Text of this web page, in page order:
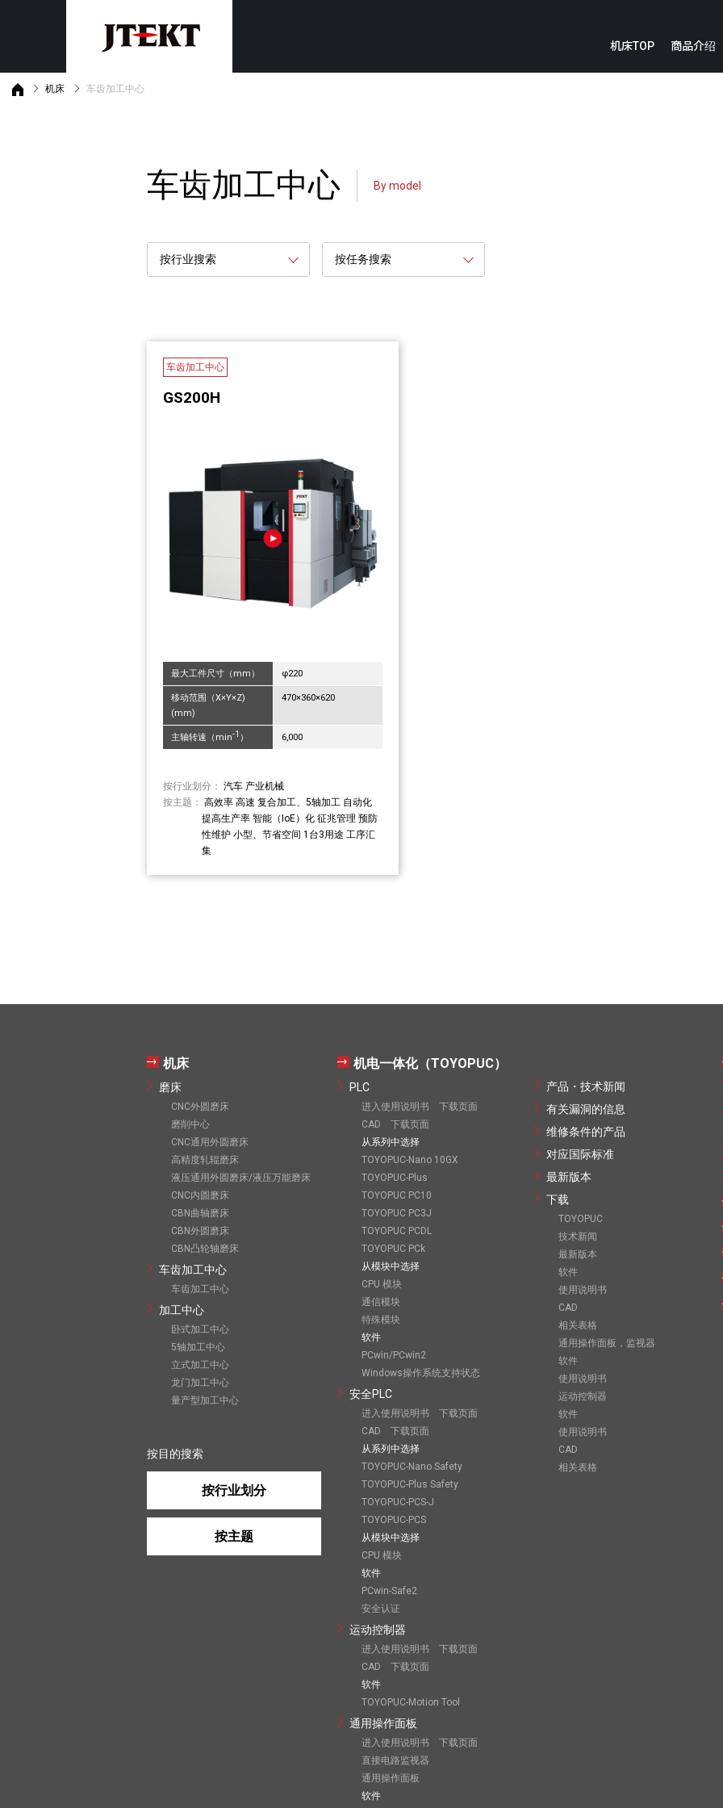
机床TOP 商品介绍
安全PLC
通用操作面板，监视器
产品・技术新闻
下载
机床 车齿加工中心
车齿加工中心 By model
按行业搜索 按任务搜索
车齿加工中心
GS200H
最大工件尺寸（mm） φ220
移动范围（X×Y×Z)
(mm)
470×360×620
主轴转速（min-1 ） 6,000
按行业划分： 汽车 产业机械
按主题： 高效率 高速 复合加工、5轴加工 自动化
提高生产率 智能（IoE）化 征兆管理 预防
性维护 小型、节省空间 1台3用途 工序汇
集
机床
磨床
CNC外圆磨床
磨削中心
CNC通用外圆磨床
高精度轧辊磨床
液压通用外圆磨床/液压万能磨床
CNC内圆磨床
CBN曲轴磨床
CBN外圆磨床
CBN凸轮轴磨床
车齿加工中心
车齿加工中心
加工中心
卧式加工中心
5轴加工中心
立式加工中心
龙门加工中心
量产型加工中心
按目的搜索
按行业划分
按主题
机电一体化（TOYOPUC）
PLC
进入使用说明书 下载页面
CAD 下载页面
从系列中选择
TOYOPUC-Nano 10GX
TOYOPUC-Plus
TOYOPUC PC10
TOYOPUC PC3J
TOYOPUC PCDL
TOYOPUC PCk
从模块中选择
CPU 模块
通信模块
特殊模块
软件
PCwin/PCwin2
Windows操作系统支持状态
安全PLC
进入使用说明书 下载页面
CAD 下载页面
从系列中选择
TOYOPUC-Nano Safety
TOYOPUC-Plus Safety
TOYOPUC-PCS-J
TOYOPUC-PCS
从模块中选择
CPU 模块
软件
PCwin-Safe2
安全认证
运动控制器
进入使用说明书 下载页面
CAD 下载页面
软件
TOYOPUC-Motion Tool
通用操作面板
进入使用说明书 下载页面
直接电路监视器
通用操作面板
软件
产品・技术新闻
有关漏洞的信息
维修条件的产品
对应国际标准
最新版本
下载
TOYOPUC
技术新闻
最新版本
软件
使用说明书
CAD
相关表格
通用操作面板，监视器
软件
使用说明书
运动控制器
软件
使用说明书
CAD
相关表格